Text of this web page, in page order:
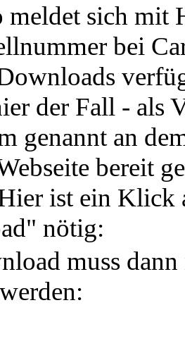
meldet sich mit
bei
der Fall - als
genannt an
bereit
ist ein Klick
nötig:
muss dann